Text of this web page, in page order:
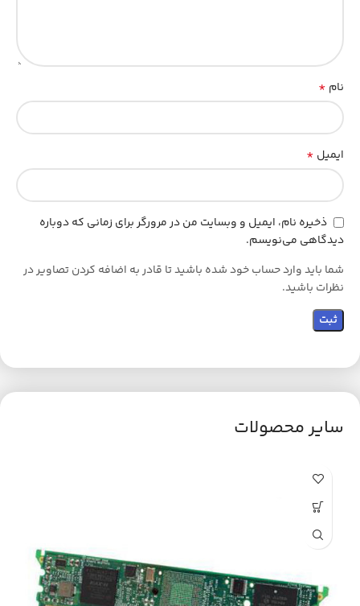
نام *
ایمیل *
ذخیره نام، ایمیل و وبسایت من در مرورگر برای زمانی که دوباره
دیدگاهی می‌نویسم.
شما باید وارد حساب خود شده باشید تا قادر به اضافه کردن تصاویر در
نظرات باشید.
سایر محصولات